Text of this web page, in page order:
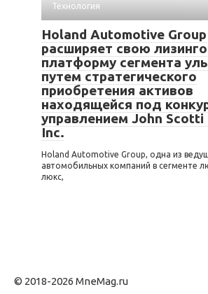
Технология
Holand Automotive Group
расширяет свою
платформу сегмента
путем стратегического
приобретения активов
находящейся под
управлением John Scotti
Inc.
Holand Automotive Group, одна из
автомобильных компаний в сегменте
люкс,
© 2018-2026 MneMag.ru